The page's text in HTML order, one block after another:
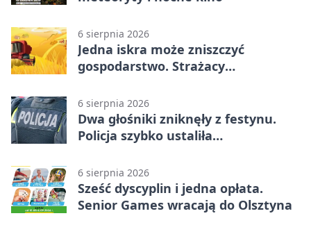
6 sierpnia 2026
Jedna iskra może zniszczyć
gospodarstwo. Strażacy
6 sierpnia 2026
Dwa głośniki zniknęły z festynu.
Policja szybko ustaliła
6 sierpnia 2026
Sześć dyscyplin i jedna opłata.
Senior Games wracają do Olsztyna